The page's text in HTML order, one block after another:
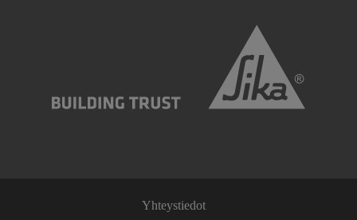
Yhteystiedot